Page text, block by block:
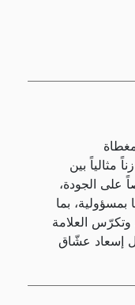
مثالياً بين
على الجودة،
بما
العلامة
إسعاد عشّاق